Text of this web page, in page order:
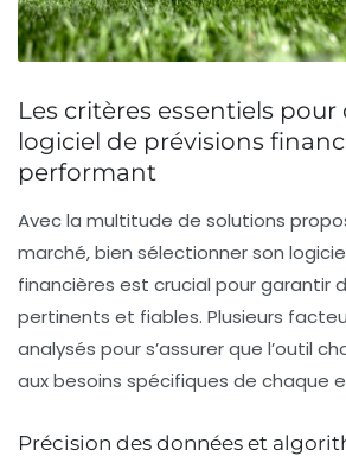
Les critères essentiels pour
logiciel de prévisions
performant
Avec la multitude de solutions
marché, bien sélectionner son
financières est crucial pour garantir
pertinents et fiables. Plusieurs
analysés pour s’assurer que l’outil
aux besoins spécifiques de chaque
Précision des données et